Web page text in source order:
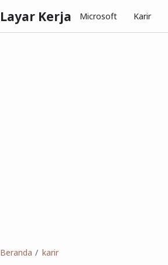
Layar Kerja Microsoft Karir
Beranda karir